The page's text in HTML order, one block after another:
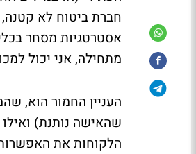
חברת ביטוח לא
אסטרטגיות מסחר
מתחילה, אני יכול
העניין החמור הוא,
הלקוחות את האפשרות